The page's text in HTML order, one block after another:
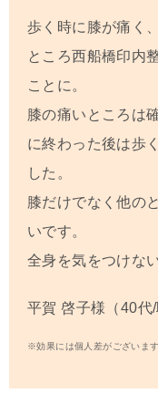
歩く時に膝が痛く
ところ西船橋印内
ことに。
膝の痛いところは
に終わった後は歩
した。
膝だけでなく他の
いです。
全身を気をつけな
平賀 啓子様（40代/
※効果には個人差がございます